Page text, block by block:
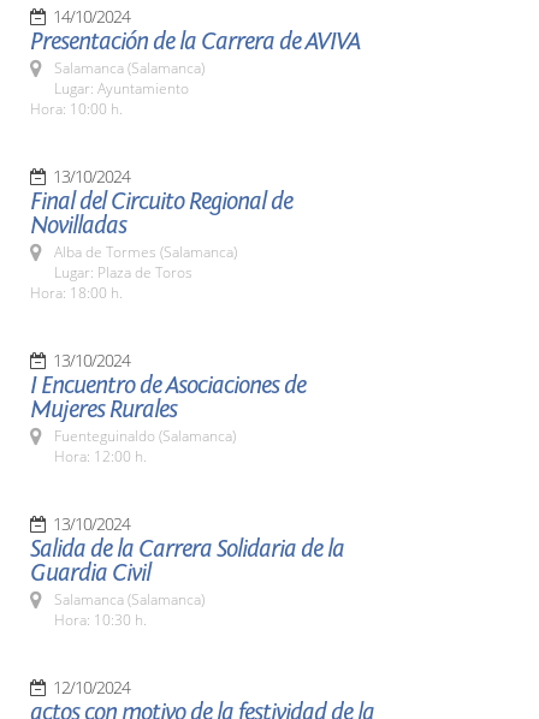
14/10/2024
Presentación de la Carrera de AVIVA
Salamanca (Salamanca)
Lugar: Ayuntamiento
Hora: 10:00 h.
13/10/2024
Final del Circuito Regional de
Novilladas
Alba de Tormes (Salamanca)
Lugar: Plaza de Toros
Hora: 18:00 h.
13/10/2024
I Encuentro de Asociaciones de
Mujeres Rurales
Fuenteguinaldo (Salamanca)
Hora: 12:00 h.
13/10/2024
Salida de la Carrera Solidaria de la
Guardia Civil
Salamanca (Salamanca)
Hora: 10:30 h.
12/10/2024
actos con motivo de la festividad de la